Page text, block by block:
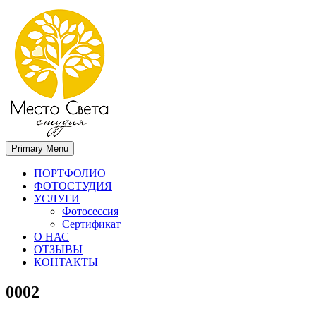
Место света. Свадебный фотограф в Орле Апальков Вячеслав
Свадебный фотограф в Орле
Primary Menu
ПОРТФОЛИО
ФОТОСТУДИЯ
УСЛУГИ
Фотосессия
Сертификат
О НАС
ОТЗЫВЫ
КОНТАКТЫ
0002